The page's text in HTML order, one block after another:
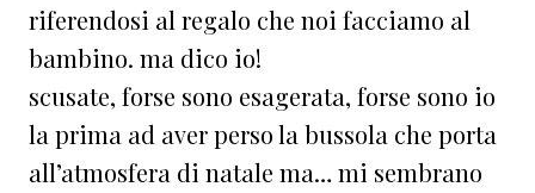
riferendosi al regalo che noi facciamo al
bambino. ma dico io!
scusate, forse sono esagerata, forse sono io
la prima ad aver perso la bussola che porta
all’atmosfera di natale ma… mi sembrano